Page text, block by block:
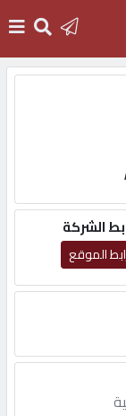
الشركة
الموقع